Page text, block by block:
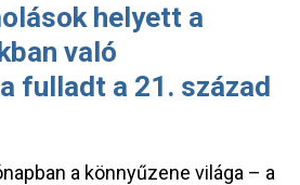
helyett a
való
fulladt a 21. század
a könnyűzene világa – a